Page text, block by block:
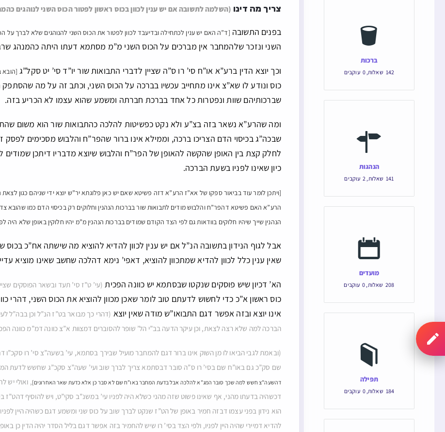
צריך מה דינו (השלמה לתשובה אם יש ענין לכוון בכוס ראשון לפטור הכוס השני לנוהגים
בפנים התשובה [ד”ה האם יש ענין לכתחילה ובדיעבד לכוון לפטור את הכוס השני להנוהגים שלא לברך על
השני ונזכר שלהמחבר אין מברכים על הכוס השני מ”מ מסתמא דעתו היתה כהמנהג
וכך יוצא הדין ברע”א או”ח סי’ רו ס”ה שציין לדברי התבואות שור יו”ד סי’ יט סקל”ג
כוס ונודע לו שא”צ אינו מתחייב עכשיו בברכה על הכוס השני, וכתב זה על מה
שברכותיהם שוות ונפטרות כל אחד בברכת חברתה ומשמע שהוא עצמו לא הכריע בזה.
ומה שהרע”א נשאר בזה בצ”ע ולא נקט כפשיטות להלכה כהתבואות שור הוא משום
שבכה”ג בכיסוי הדם הצריכו ברכה, וממילא אינו ברור שהפר”ח והלבוש מסכימים
לחלק קצת בין האופן שהקשה להאופן של הפר”ח והלבוש שיוצא מדבריו דיתכן שמודים
כיון שאינו לפניו בשעת הברכה.
[ויתכן לומר עוד בביאור ספקו של אא”ז הרע”א דזה פשיטא שאם יש כאן פלוגתא יר”ש יוצא ידי שניהם כגון
הרע”א האם פשיטא דהפר”ח והלבוש מודים לתבואות שור בברכות הנהנין וחלוקים רק בכיסוי הדם כמו שהובא
הנהנין שייך שיהיו חלוקים בוודאות גם לפי הצד הקודם שמודים בברכות הנהנין מ”מ יהיו חלוקין באופן שלא היה
אבל לגוף הנידון בתשובה הנ”ל אם יש ענין לכוון להדיא להוציא מה שישתה אח”כ בכוס
שאין ענין כלל לכוון להדיא שמתכוון להוציא, דאפי’ נימא דהלכה שחשב שאינו מוציא
הא’ דכיון שיש פוסקים שנקטו שבסתמא יש כוונה הפכית (עי’ ט”ז סי’ תעד ובשאר הפוסקים
כוס ראשון א”כ כדי לחשוש לדעתם טוב לומר שאכן מכוון להוציא את הכוס השני, דהרי
אינו יוצא ובזה אפשר דגם התבואו”ש מודה שאין יוצא (דהרי כך מבואר בט”ז הנ”ל וכן בבה”ל
הברכה למה שלא רצה לצאת, וכן עיקר הדעה בב”י הל’ שופר להסוברים דמצוות א”צ כוונה דמ”מ כוונה
(ובאמת לגבי הביאו לו מן השוק אינו ברור דגם להמחבר מועיל שבירך בסתמא, עי’ בשעה”צ סי’ רו
שם סק”כ גם באו”ח שם בסי’ רו ס”ה סובר דבסתמא צריך לברך שוב ועי’ שעה”צ סקכ”ג שחשש לדעת
דהשעה”צ חשש למה שכך סובר המג”א להלכה אבל בדעת המחבר באו”ח שם לא סבר כן אלא כדעת שאר האחרונים], ואולי יש
דכשהיה בדעתו מהני, אף שאינו פשוט שזה מהני כשלא היה לפניו עי’ במשנ”ב סקי”ט, ויש להוסיף דהט”ז
הוא נידון בפני עצמו דבזה חמיר באופן של הט”ז שנקט לברך שוב על כוס שני ומשמע דגם כשהיה היין
להדיא דמיירי שהיה היין לפניו, ולפי הצד בסי’ רו שיש להחמיר בזה אפשר דגם בליל הסדר יהיה הדין כן
ברכות
142 שאלות,
0 עוקבים
הנהגות
141 שאלות,
2 עוקבים
מועדים
208 שאלות,
0 עוקבים
תפילה
184 שאלות,
0 עוקבים